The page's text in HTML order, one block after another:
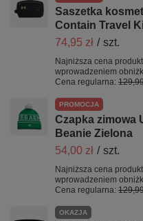
Saszetka
Contain Travel
74,95 zł / szt.
Najniższa cena
wprowadzeniem
Cena regularna:
PROMOCJA
Czapka zimowa
Beanie Zielona
54,00 zł / szt.
Najniższa cena
wprowadzeniem
Cena regularna:
OKAZJA